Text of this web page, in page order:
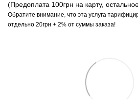
(Предоплата 100грн на карту,
Обратите внимание, что эта услуга
отдельно 20грн + 2% от суммы заказа!